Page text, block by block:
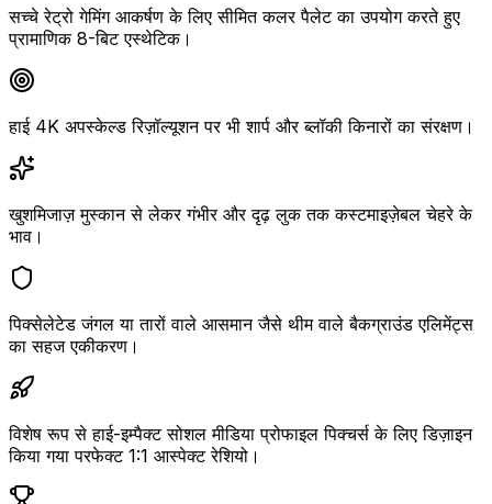
सच्चे रेट्रो गेमिंग आकर्षण के लिए सीमित कलर पैलेट का उपयोग करते हुए
प्रामाणिक 8-बिट एस्थेटिक।
हाई 4K अपस्केल्ड रिज़ॉल्यूशन पर भी शार्प और ब्लॉकी किनारों का संरक्षण।
खुशमिजाज़ मुस्कान से लेकर गंभीर और दृढ़ लुक तक कस्टमाइज़ेबल चेहरे के
भाव।
पिक्सेलेटेड जंगल या तारों वाले आसमान जैसे थीम वाले बैकग्राउंड एलिमेंट्स
का सहज एकीकरण।
विशेष रूप से हाई-इम्पैक्ट सोशल मीडिया प्रोफाइल पिक्चर्स के लिए डिज़ाइन
किया गया परफेक्ट 1:1 आस्पेक्ट रेशियो।